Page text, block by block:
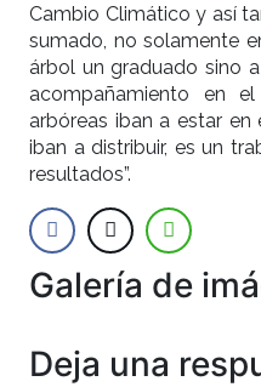
Cambio Climático y así
sumado, no solamente
árbol un graduado sino
acompañamiento en
arbóreas iban a estar
iban a distribuir, es un
resultados”.
Galería de
Deja una